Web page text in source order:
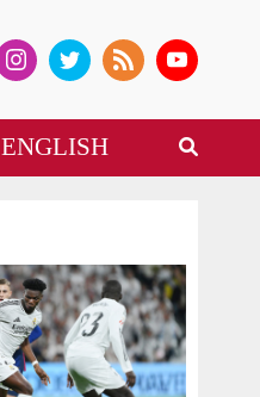
ENGLISH